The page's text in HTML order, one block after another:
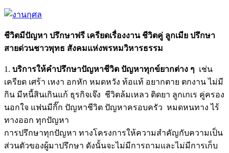
ชีวิตมีปัญหา ปรึกษาฟรี เครียดเรื่องงาน ชีวิตคู่ ลูกเมีย ปรึกษา
สายด่วนชาวพุทธ สังคมแห่งพรหมวิหารธรรม
1. บริการให้คำปรึกษาปัญหาชีวิต ปัญหาทุกข์ยากต่าง ๆ เช่น
เครียด เศร้า เหงา อกหัก หมดหวัง ท้อแท้ อยากตาย ตกงาน ไม่มี
กิน มีหนี้สินเกินแก้ ธุรกิจเจ๊ง ชีวิตล้มเหลว ติดยา ลูกเกเร คู่ครอง
นอกใจ แฟนมีกิ๊ก ปัญหาชีวิต ปัญหาครอบครัว หมดหนทาง ไร้
ทางออก ทุกปัญหา
การปรึกษาทุกปัญหา ทางโครงการให้ความสำคัญกับความเป็น
ส่วนตัวของผู้มาปรึกษา ดังนั้นจะไม่มีการถามและไม่มีการเก็บ